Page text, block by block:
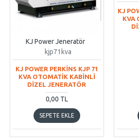
KJ Power Jeneratör
kjp71kva
KJ POWER PERKİNS KJP 71
KVA OTOMATİK KABİNLİ
DİZEL JENERATÖR
0,00 TL
SEPETE EKLE
KJ
KVA